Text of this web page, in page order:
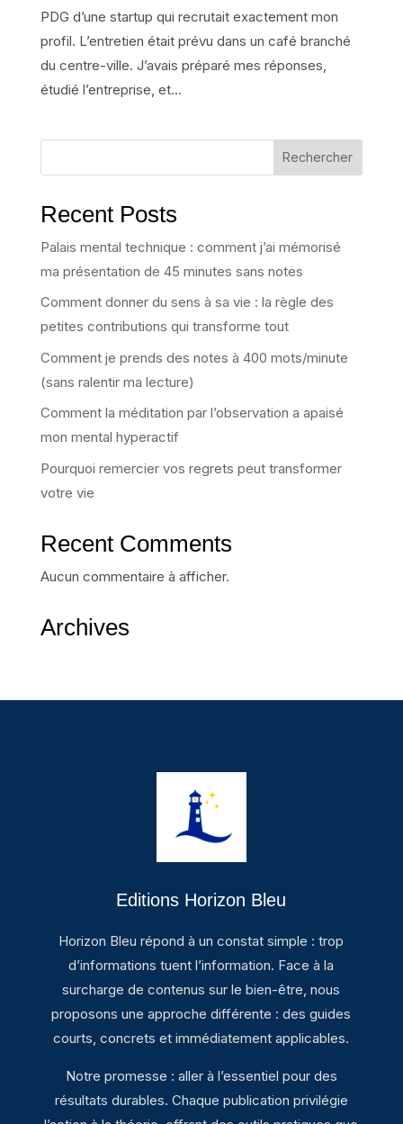
PDG d’une startup qui recrutait exactement mon
profil. L’entretien était prévu dans un café branché
du centre-ville. J’avais préparé mes réponses,
étudié l’entreprise, et...
Rechercher
Recent Posts
Palais mental technique : comment j’ai mémorisé
ma présentation de 45 minutes sans notes
Comment donner du sens à sa vie : la règle des
petites contributions qui transforme tout
Comment je prends des notes à 400 mots/minute
(sans ralentir ma lecture)
Comment la méditation par l’observation a apaisé
mon mental hyperactif
Pourquoi remercier vos regrets peut transformer
votre vie
Recent Comments
Aucun commentaire à afficher.
Archives
Editions Horizon Bleu
Horizon Bleu répond à un constat simple : trop
d’informations tuent l’information. Face à la
surcharge de contenus sur le bien-être, nous
proposons une approche différente : des guides
courts, concrets et immédiatement applicables.
Notre promesse : aller à l’essentiel pour des
résultats durables. Chaque publication privilégie